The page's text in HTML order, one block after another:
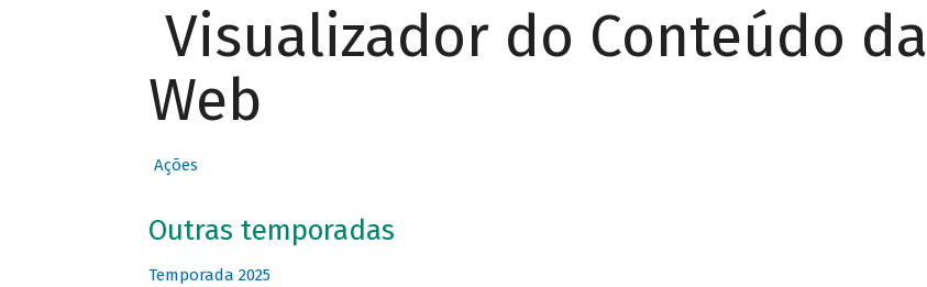
Visualizador do Conteúdo da
Web
Ações
Outras temporadas
Temporada 2025